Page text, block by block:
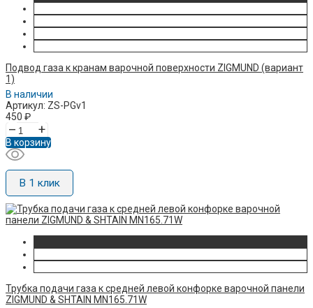
Подвод газа к кранам варочной поверхности ZIGMUND (вариант
1)
В наличии
Артикул: ZS-PGv1
450 ₽
– +
В корзину
В 1 клик
Трубка подачи газа к средней левой конфорке варочной панели
ZIGMUND & SHTAIN MN165.71W